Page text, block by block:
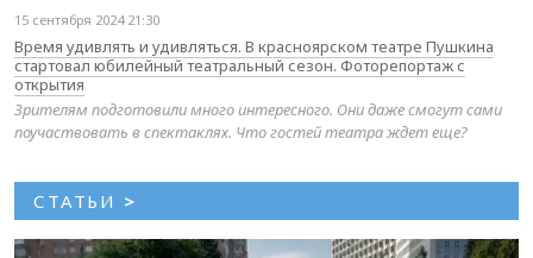
15 сентября 2024 21:30
Время удивлять и удивляться. В красноярском театре Пушкина
стартовал юбилейный театральный сезон. Фоторепортаж с
открытия
Зрителям подготовили много интересного. Они даже смогут сами
поучаствовать в спектаклях. Что гостей театра ждет еще?
СТАТЬИ >